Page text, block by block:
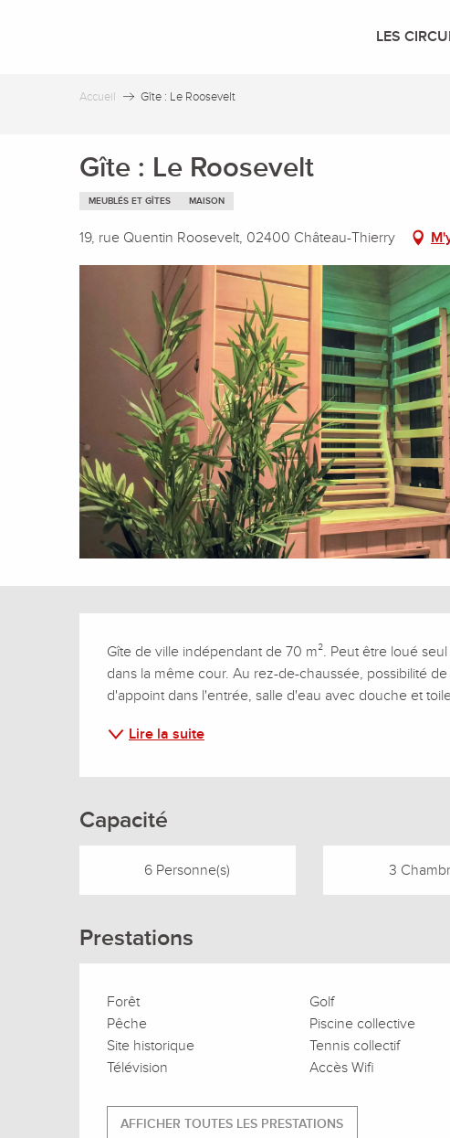
LES
Accueil Gîte : Le Roosevelt
Gîte : Le Roosevelt
MEUBLÉS ET GÎTES MAISON
19, rue Quentin Roosevelt, 02400 Château-Thierry
Description
Gîte de ville indépendant de 70 m². Peut être loué
dans la même cour. Au rez-de-chaussée, possibilité
d'appoint dans l'entrée, salle d'eau avec douche et
Lire la suite
Capacité
6 Personne(s) 3
Prestations
Forêt Golf
Pêche
Piscine collective
Site historique
Tennis collectif
Télévision
Accès Wifi
AFFICHER TOUTES LES PRESTATIONS